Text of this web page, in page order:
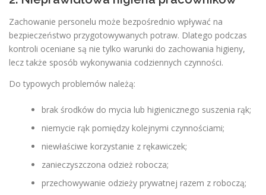
Zachowanie personelu może bezpośrednio wpływać na
bezpieczeństwo przygotowywanych potraw. Dlatego podczas
kontroli oceniane są nie tylko warunki do zachowania higieny,
lecz także sposób wykonywania codziennych czynności.
Do typowych problemów należą:
brak środków do mycia lub higienicznego suszenia rąk;
niemycie rąk pomiędzy kolejnymi czynnościami;
niewłaściwe korzystanie z rękawiczek;
zanieczyszczona odzież robocza;
przechowywanie odzieży prywatnej razem z roboczą;